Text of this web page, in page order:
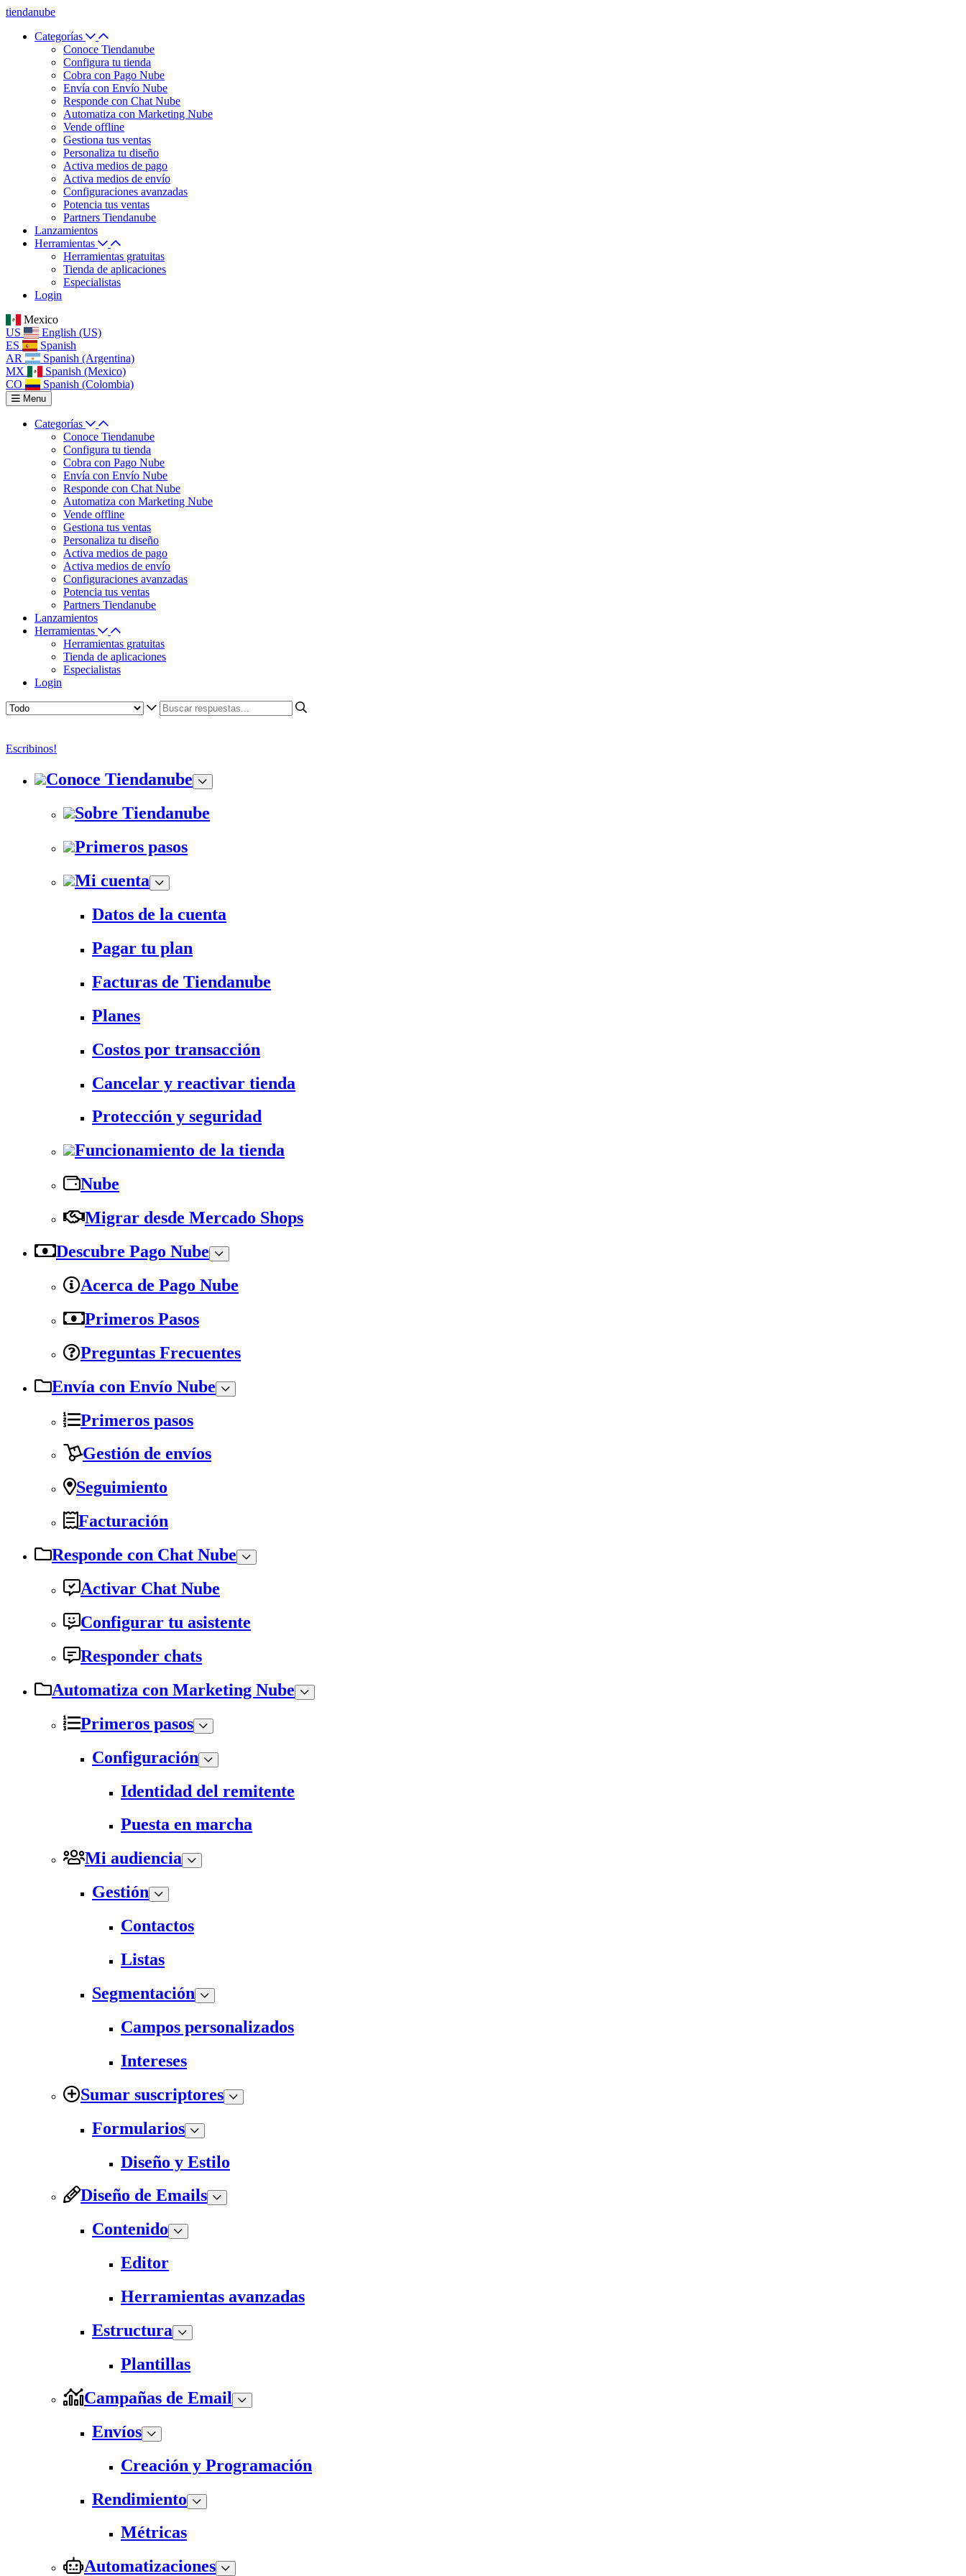
tiendanube
Categorías
Conoce Tiendanube
Configura tu tienda
Cobra con Pago Nube
Envía con Envío Nube
Responde con Chat Nube
Automatiza con Marketing Nube
Vende offline
Gestiona tus ventas
Personaliza tu diseño
Activa medios de pago
Activa medios de envío
Configuraciones avanzadas
Potencia tus ventas
Partners Tiendanube
Lanzamientos
Herramientas
Herramientas gratuitas
Tienda de aplicaciones
Especialistas
Login
Mexico
US
English (US)
ES
Spanish
AR
Spanish (Argentina)
MX
Spanish (Mexico)
CO
Spanish (Colombia)
Menu
Categorías
Conoce Tiendanube
Configura tu tienda
Cobra con Pago Nube
Envía con Envío Nube
Responde con Chat Nube
Automatiza con Marketing Nube
Vende offline
Gestiona tus ventas
Personaliza tu diseño
Activa medios de pago
Activa medios de envío
Configuraciones avanzadas
Potencia tus ventas
Partners Tiendanube
Lanzamientos
Herramientas
Herramientas gratuitas
Tienda de aplicaciones
Especialistas
Login
Escribinos!
Conoce Tiendanube
Sobre Tiendanube
Primeros pasos
Mi cuenta
Datos de la cuenta
Pagar tu plan
Facturas de Tiendanube
Planes
Costos por transacción
Cancelar y reactivar tienda
Protección y seguridad
Funcionamiento de la tienda
Nube
Migrar desde Mercado Shops
Descubre Pago Nube
Acerca de Pago Nube
Primeros Pasos
Preguntas Frecuentes
Envía con Envío Nube
Primeros pasos
Gestión de envíos
Seguimiento
Facturación
Responde con Chat Nube
Activar Chat Nube
Configurar tu asistente
Responder chats
Automatiza con Marketing Nube
Primeros pasos
Configuración
Identidad del remitente
Puesta en marcha
Mi audiencia
Gestión
Contactos
Listas
Segmentación
Campos personalizados
Intereses
Sumar suscriptores
Formularios
Diseño y Estilo
Diseño de Emails
Contenido
Editor
Herramientas avanzadas
Estructura
Plantillas
Campañas de Email
Envíos
Creación y Programación
Rendimiento
Métricas
Automatizaciones